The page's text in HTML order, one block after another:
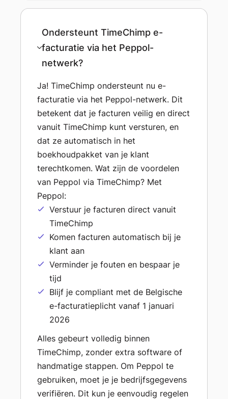
Ondersteunt TimeChimp e-
facturatie via het Peppol-
netwerk?
Ja! TimeChimp ondersteunt nu e-
facturatie via het Peppol-netwerk. Dit
betekent dat je facturen veilig en direct
vanuit TimeChimp kunt versturen, en
dat ze automatisch in het
boekhoudpakket van je klant
terechtkomen. Wat zijn de voordelen
van Peppol via TimeChimp? Met
Peppol:
Verstuur je facturen direct vanuit
TimeChimp
Komen facturen automatisch bij je
klant aan
Verminder je fouten en bespaar je
tijd
Blijf je compliant met de Belgische
e-facturatieplicht vanaf 1 januari
2026
Alles gebeurt volledig binnen
TimeChimp, zonder extra software of
handmatige stappen. Om Peppol te
gebruiken, moet je je bedrijfsgegevens
verifiëren. Dit kun je eenvoudig regelen